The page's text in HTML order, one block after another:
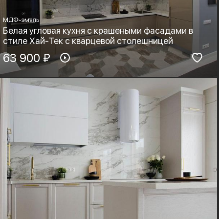
МДФ-эмаль
Белая угловая кухня с крашеными фасадами в
стиле Хай-Тек с кварцевой столешницей
Материал фасадов:
МДФ-эмаль
Материал столешницы:
Листовой кварц
Фурнитура:
Хай-тек, Минимализм
63 900 ₽